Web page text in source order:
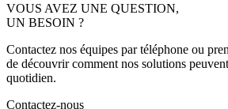
VOUS AVEZ UNE QUESTION,
UN BESOIN ?
Contactez nos équipes par téléphone ou
de découvrir comment nos solutions
quotidien.
Contactez-nous